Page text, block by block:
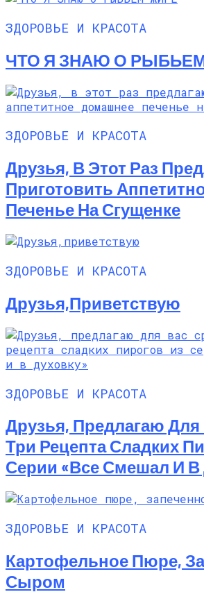
ЗДОРОВЬЕ И КРАСОТА
ЧТО Я ЗНАЮ О
ЗДОРОВЬЕ И КРАСОТА
Друзья, В Этот Раз
Приготовить
Печенье На Сгущенке
ЗДОРОВЬЕ И КРАСОТА
Друзья,приветствую
ЗДОРОВЬЕ И КРАСОТА
Друзья, Предлагаю Для
Три Рецепта Сладких
Серии «все Смешал И В
ЗДОРОВЬЕ И КРАСОТА
Картофельное Пюре,
Сыром